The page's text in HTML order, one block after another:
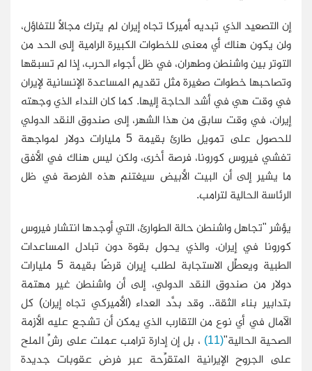
إن التصعيد الذي تبديه أميركا تجاه إيران لم يترك مجالًا للتفاؤل،
ولن يكون هناك أي معنى للخطوات الكبيرة الرامية إلى الحد من
التوتر بين واشنطن وطهران، في ظل أجواء الحرب، إذا لم تسبقها
وتصاحبها خطوات صغيرة مثل تقديم المساعدة الإنسانية لإيران
في وقت هي في أشد الحاجة إليها. كما كان النداء الذي وجهته
إيران، في وقت سابق من هذا الشهر، إلى صندوق النقد الدولي
للحصول على تمويل طارئ بقيمة 5 مليارات دولار لمواجهة
تفشي فيروس كورونا، فرصة أخرى، ولكن ليس هناك في الأفق
ما يشير إلى أن البيت الأبيض سيغتنم هذه الفرصة في ظل
الرئاسة الحالية لترامب.
يؤشر "تجاهل واشنطن حالة الطوارئ، التي أوجدها انتشار فيروس
كورونا في إيران، والذي يحول بقوة دون تبادل المساعدات
الطبية ويعطِّل الاستجابة لطلب إيران قرضًا بقيمة 5 مليارات
دولار من صندوق النقد الدولي، إلى أن واشنطن غير مهتمة
بتدابير بناء الثقة.. وقد بدَّد العداء (الأميركي تجاه إيران) كل
الآمال في أي نوع من التقارب الذي يمكن أن تشجع عليه الأزمة
الصحية الحالية"(11)
، بل إن إدارة ترامب عملت على رشِّ الملح
على الجروح الإيرانية المتقرِّحة عبر فرض عقوبات جديدة